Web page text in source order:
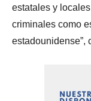
estatales y
criminales como
estadounidense”,